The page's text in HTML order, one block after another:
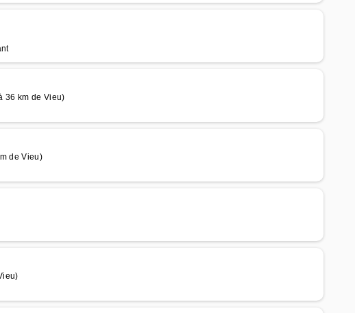
36 km de Vieu)
de Vieu)